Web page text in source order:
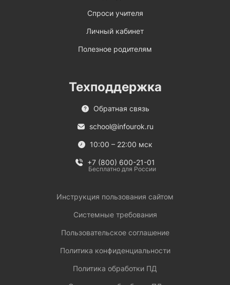
Спроси учителя
Личный кабинет
Полезное родителям
Техподдержка
Обратная связь
school@infourok.ru
10:00 – 22:00 мск
+7 (800) 600-21-01
Бесплатно для России
Инструкция пользования сайтом
Системные требования
Пользовательское соглашение
Политика конфиденциальности
Политика обработки ПД